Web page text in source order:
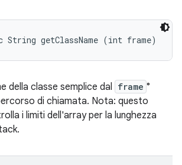
getClassName (int frame)
della classe semplice dal frame °
di chiamata. Nota: questo
i limiti dell'array per la lunghezza